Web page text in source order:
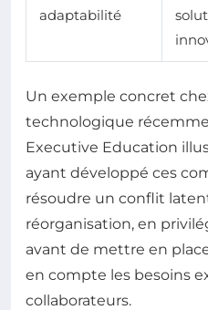
adaptabilité
Un exemple concret
technologique
Executive Education
ayant développé ces
résoudre un conflit
réorganisation, en
avant de mettre en
en compte les besoins
collaborateurs.